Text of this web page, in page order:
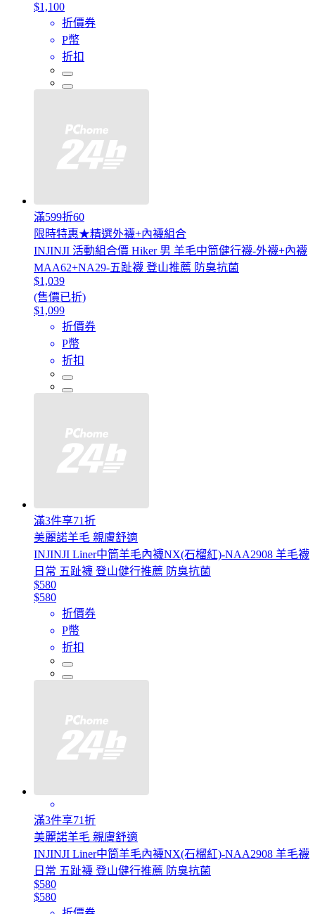
$1,100
折價券
P幣
折扣
滿599折60
限時特惠★精選外襪+內襪組合
INJINJI 活動組合價 Hiker 男 羊毛中筒健行襪-外襪+內襪
MAA62+NA29-五趾襪 登山推薦 防臭抗菌
$1,039
(售價已折)
$1,099
折價券
P幣
折扣
滿3件享71折
美麗諾羊毛 親膚舒適
INJINJI Liner中筒羊毛內襪NX(石榴紅)-NAA2908 羊毛襪
日常 五趾襪 登山健行推薦 防臭抗菌
$580
$580
折價券
P幣
折扣
滿3件享71折
美麗諾羊毛 親膚舒適
INJINJI Liner中筒羊毛內襪NX(石榴紅)-NAA2908 羊毛襪
日常 五趾襪 登山健行推薦 防臭抗菌
$580
$580